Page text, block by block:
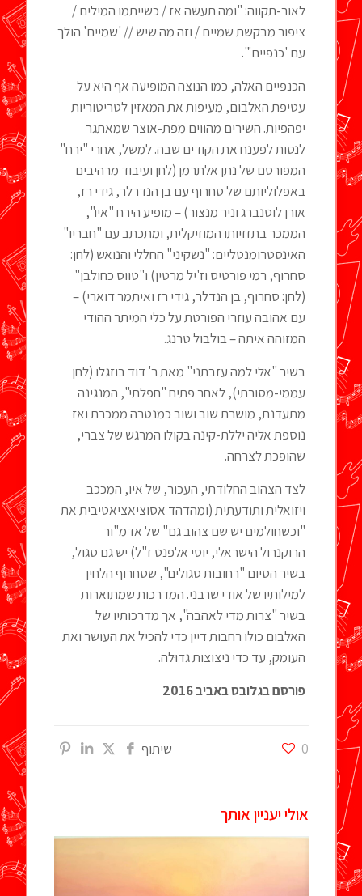
לאור-תקווה: "ומה תעשה אז / כשייתמו המילים /
ציפור מבקשת שמיים / וזה מה שיש // 'שמיים' הולך
עם 'כנפיים'".
הכנפיים האלה, כמו הנוצה המופיעה אף היא על
עטיפת האלבום, מעיפות את המאזין לטריטוריות
יפהפיות. השירים מהווים מפת-אוצר שמאתגר
לנסות לפענח את הקודים שבה. למשל, אחרי "ירח"
המפורסם של נתן אלתרמן (לחן ועיבוד מרהיבים
באפלוליותם של סחרוף עם בן הנדרלר, גידי רז,
אורן לוטנברג וניר מנצור) – מופיע הירח "איו",
הממכר בתזזיותו המוזיקלית, ומתכתב עם "חבריו"
האינסטרומנטליים: "נשקיני" החללי והנואש (לחן:
סחרוף, רמי פורטיס וז'יל מרטין) ו"טווס כחולבן"
(לחן: סחרוף, בן הנדלר, גידי רז ואיתמר דוארי) –
עם אהובה עוזרי הפורטת על כלי המיתר ההודי
המזוהה איתה – בולבול טרנג.
בשיר "אלי למה עזבתני" מאת ר' דוד בוזגלו (לחן
עממי-מסורתי), לאחר פתיח "חפלתי", המנגינה
מתעדנת, מושרת שוב ושוב כמנטרה ממכרת ואז
נוספת אליה יללת-קינה בקולו המרגש של צברי,
שהופכת לצרחה.
לצד הצהוב החלודתי, העכור, של איו, המככב
ויזואלית ותודעתית (ומהדהד אסוציאציאטיבית את
"וכשחולמים יש שם צהוב גם" של אדמ"ור
הרוקנרול הישראלי, יוסי אלפנט ז"ל) יש גם סגול,
בשיר הסיום "רחובות סגולים", שסחרוף הלחין
למילותיו של אודי שרבני. המדרכות שמתוארות
בשיר "צרות מדי לאהבה", אך מדרכותיו של
האלבום כולו רחבות דיין כדי להכיל את העושר ואת
העומק, עד כדי ניצוצות גדוּלה.
פורסם בגלובס באביב 2016
שיתוף 0
אולי יעניין אותך